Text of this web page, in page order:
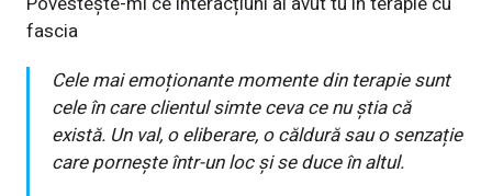
fascia
Cele mai emoționante momente din terapie sunt
cele în care clientul simte ceva ce nu știa că
există. Un val, o eliberare, o căldură sau o senzație
care pornește într-un loc și se duce în altul.